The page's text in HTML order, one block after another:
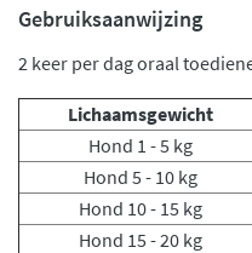
Gebruiksaanwijzing
2 keer per dag oraal
Lichaamsgewicht
Hond 1 - 5 kg
Hond 5 - 10 kg
Hond 10 - 15 kg
Hond 15 - 20 kg